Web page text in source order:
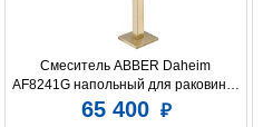
Смеситель ABBER Daheim
AF8241G напольный для раковины,
золото матовое
65 400